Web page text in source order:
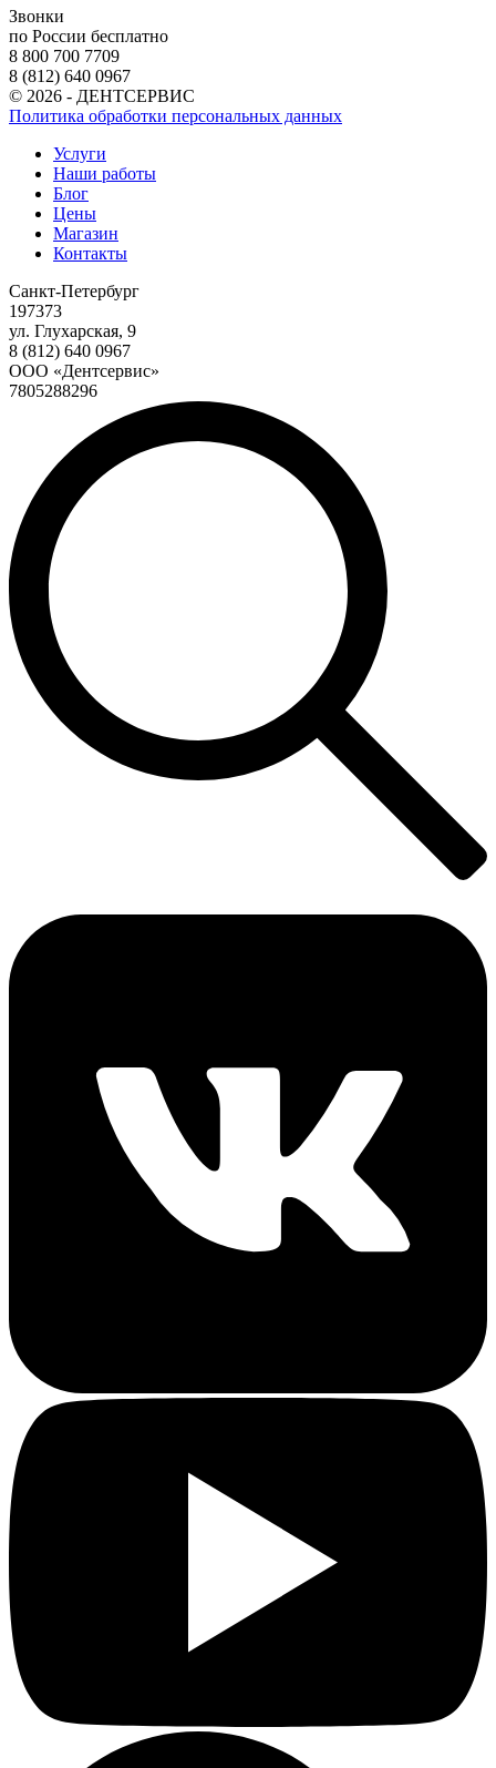
Звонки
по России бесплатно
8 800 700 7709
8 (812) 640 0967
© 2026 - ДЕНТСЕРВИС
Политика обработки персональных данных
Услуги
Наши работы
Блог
Цены
Магазин
Контакты
Санкт-Петербург
197373
ул. Глухарская, 9
8 (812) 640 0967
ООО «Дентсервис»
7805288296